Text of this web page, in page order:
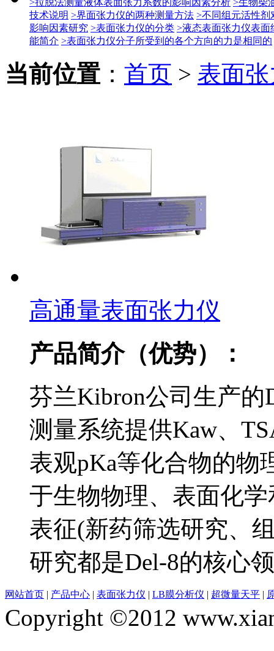
技术说明 >界面张力仪的两种测量方法 >不同组元活性剂
影响因素研究 >表面张力仪的分类 >液态表面张力仪表
能简介 >表面张力仪分子所受到的各个方向的力是相同的
当前位置 ： 首页 > 表面
高通量表面张力仪
产品简介（优势）：
芬兰Kibron公司生产的
测量系统提供Kaw、
表观pKa等化合物的物
于生物物理、表面化
表征(新药筛选研究、
研究都是Del-8的核心
网站首页 | 产品中心 | 表面张力仪 | LB膜分析仪 | 超微量天平 |
Copyright ©2012